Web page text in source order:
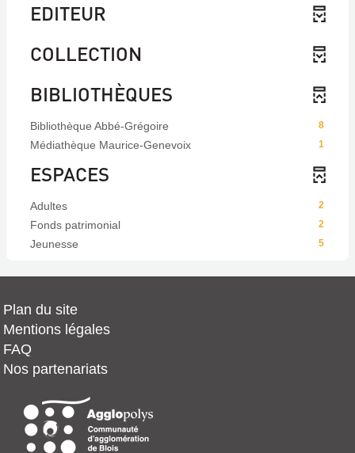
EDITEUR
COLLECTION
BIBLIOTHÈQUES
8
Bibliothèque Abbé-Grégoire
1
Médiathèque Maurice-Genevoix
ESPACES
2
Adultes
2
Fonds patrimonial
5
Jeunesse
Plan du site
Mentions légales
FAQ
Nos partenariats